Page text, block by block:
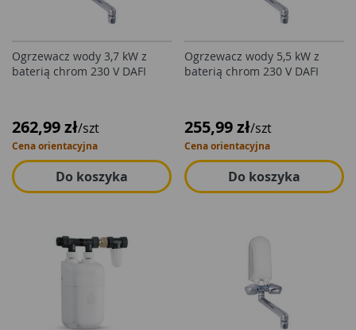
Ogrzewacz wody 3,7 kW z
baterią chrom 230 V DAFI
262,99 zł/szt
Cena orientacyjna
Do koszyka
Ogrzewacz wody 5,5 kW z
baterią chrom 230 V DAFI
255,99 zł/szt
Cena orientacyjna
Do koszyka